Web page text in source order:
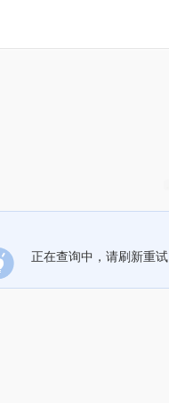
正在查询中，请刷新重试